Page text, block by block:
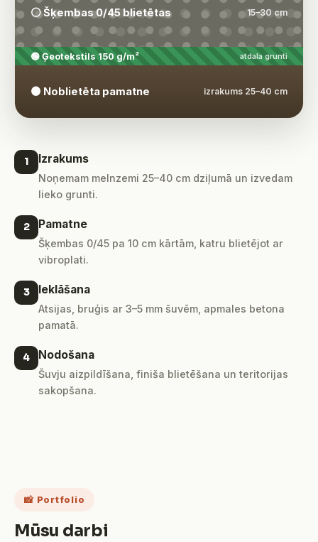
⚪ Šķembas 0/45 blietētas 15–30 cm
🟢 Ģeotekstils 150 g/m² atdala grunti
🟤 Noblietēta pamatne izrakums 25–40 cm
1 Izrakums
Noņemam melnzemi 25–40 cm dziļumā un izvedam
lieko grunti.
2 Pamatne
Šķembas 0/45 pa 10 cm kārtām, katru blietējot ar
vibroplati.
3 Ieklāšana
Atsijas, bruģis ar 3–5 mm šuvēm, apmales betona
pamatā.
4 Nodošana
Šuvju aizpildīšana, finiša blietēšana un teritorijas
sakopšana.
📸 Portfolio
Mūsu darbi